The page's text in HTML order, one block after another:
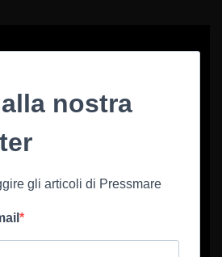
nostra
gli articoli di Pressmare